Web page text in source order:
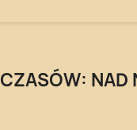
NAD